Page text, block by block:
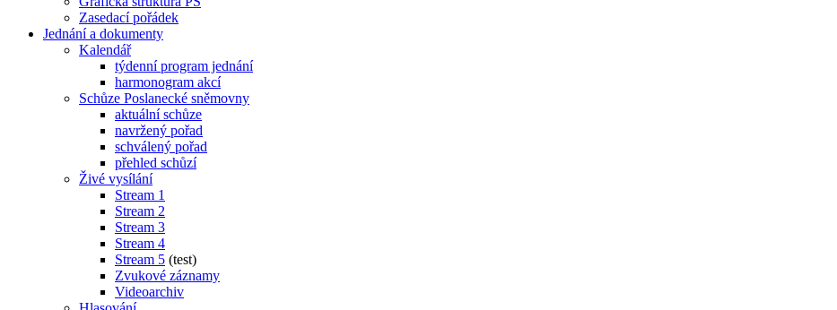
Zasedací pořádek
Jednání a dokumenty
Kalendář
týdenní program jednání
harmonogram akcí
Schůze Poslanecké sněmovny
aktuální schůze
navržený pořad
schválený pořad
přehled schůzí
Živé vysílání
Stream 1
Stream 2
Stream 3
Stream 4
Stream 5 (test)
Zvukové záznamy
Videoarchiv